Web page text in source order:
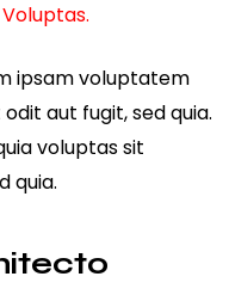
ipsam voluptatem
aut fugit, sed quia.
voluptas sit
quia.